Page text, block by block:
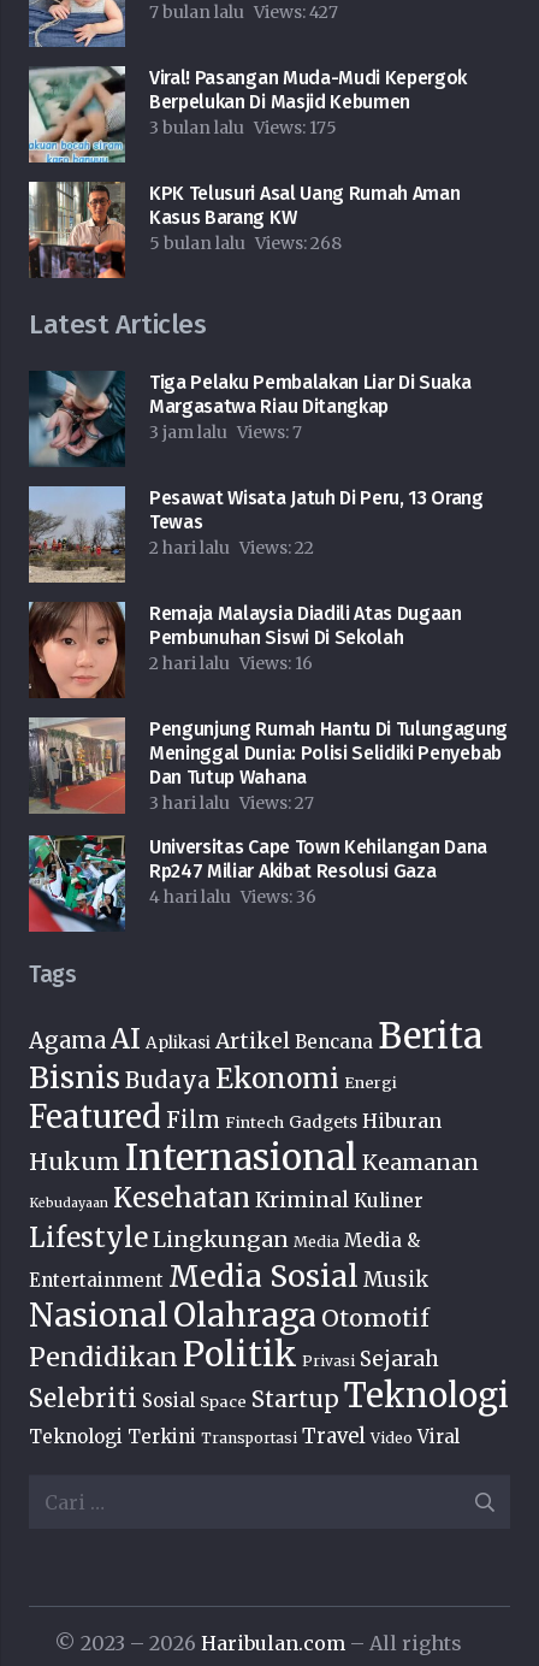
7 bulan lalu Views:427
Viral! Pasangan Muda-Mudi Kepergok
Berpelukan Di Masjid Kebumen
3 bulan lalu Views: 175
KPK Telusuri Asal Uang Rumah Aman
Kasus Barang KW
5 bulan lalu Views:268
Latest Articles
Tiga Pelaku Pembalakan Liar Di Suaka
Margasatwa Riau Ditangkap
3 jam lalu Views:7
Pesawat Wisata Jatuh Di Peru, 13 Orang
Tewas
2 hari lalu Views:22
Remaja Malaysia Diadili Atas Dugaan
Pembunuhan Siswi Di Sekolah
2 hari lalu Views: 16
Pengunjung Rumah Hantu Di Tulungagung
Meninggal Dunia: Polisi Selidiki Penyebab
Dan Tutup Wahana
3 hari lalu Views:27
Universitas Cape Town Kehilangan Dana
Rp247 Miliar Akibat Resolusi Gaza
4 hari lalu Views: 36
Tags
AgamaAI Aplikasi Artikel Bencana Berita
Bisnis Budaya Ekonomi Energi
Featured Film Fintech Gadgets Hiburan
Hukum Internasional Keamanan
Kebudayaan Kesehatan Kriminal Kuliner
LifestyleLingkungan Media Media &
Entertainment Media Sosial Musik
NasionalOlahraga Otomotif
Pendidikan Politik Privasi Sejarah
Selebriti Sosial Space Startup Teknologi
Teknologi Terkini Transportasi Travel Video Viral
Cari
© 2023 – 2026 Haribulan.com – All rights